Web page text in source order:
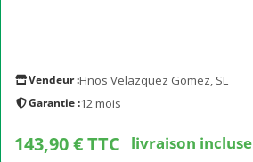
Vendeur :Hnos Velazquez Gomez, SL
Garantie :12 mois
143,90 € TTC livraison incluse